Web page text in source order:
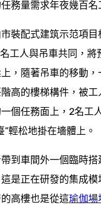
務量需求年夜幾百名
裝配式建筑示范項目
工人與吊車共同，將
，隨著吊車的移動，
高的樓梯構件，被工
個任務面上，2名工
輕松地掛在墻體上。
到車間外一個臨時搭
是正在研發的集成模
高樓也是從這瑜伽場